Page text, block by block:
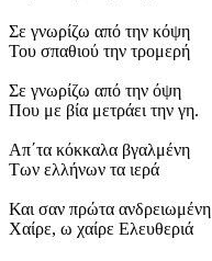
Σε γνωρίζω από την κόψη
Του σπαθιού την τρομερή
Σε γνωρίζω από την όψη
Που με βία μετράει την γη.
Απ΄τα κόκκαλα βγαλμένη
Των ελλήνων τα ιερά
Και σαν πρώτα ανδρειωμένη
Χαίρε, ω χαίρε Ελευθεριά